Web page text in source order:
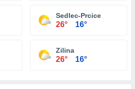
Sedlec-Prcice
26° 16°
Zilina
26° 16°